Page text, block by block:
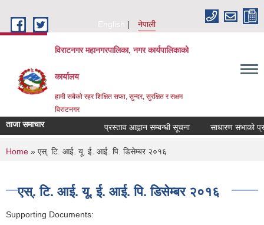
English
नेपाली
विराटनगर महानगरपालिका, नगर कार्यपालिकाको
कार्यालय
हामी सबैको रहर शिक्षित सफा, सुन्दर, सुरक्षित र सक्षम
विराटनगर
ताजा समाचार प्रस्ताव आह्वान सम्बन्धी सूचना साधारण सभाको
You are here
Home » एस्. टि. आई. यू. ई. आई. पि. डिसेम्बर २०१६
एस्. टि. आई. यू. ई. आई. पि. डिसेम्बर २०१६
Supporting Documents: